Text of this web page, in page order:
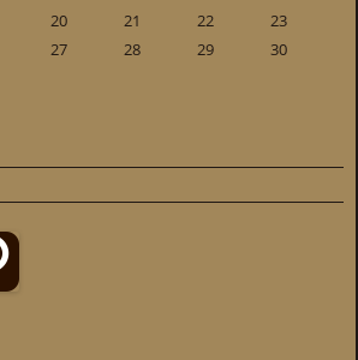
20 21 22
23
27 28 29
30